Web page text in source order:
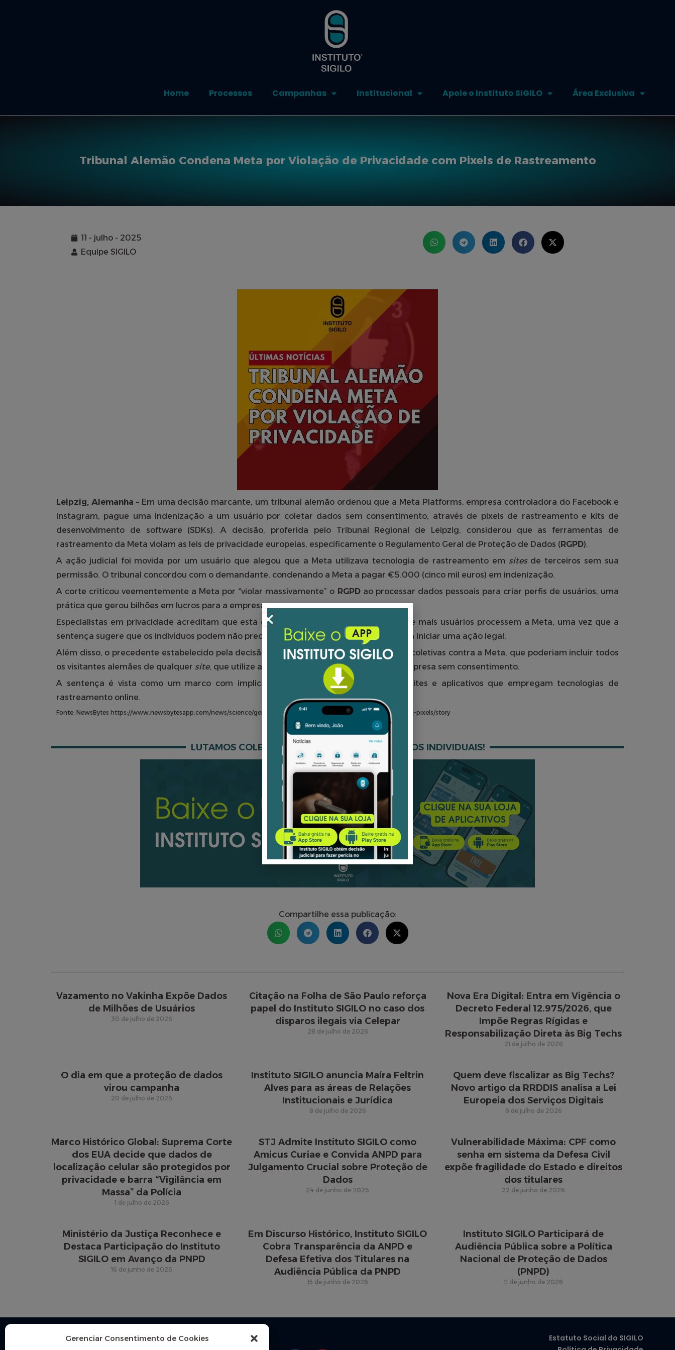
Gerenciar Consentimento de Cookies
Home Processos Campanhas Institucional Apoie o Instituto SIGILO Área Exclusiva
Tribunal Alemão Condena Meta por Violação de Privacidade com Pixels de Rastreamento
11 - julho - 2025
Equipe SIGILO
Leipzig, Alemanha – Em uma decisão marcante, um tribunal alemão ordenou que a Meta Platforms, empresa controladora do Facebook e
Instagram, pague uma indenização a um usuário por coletar dados sem consentimento, através de pixels de rastreamento e kits de
desenvolvimento de software (SDKs). A decisão, proferida pelo Tribunal Regional de Leipzig, considerou que as ferramentas de
rastreamento da Meta violam as leis de privacidade europeias, especificamente o Regulamento Geral de Proteção de Dados (RGPD).
A ação judicial foi movida por um usuário que alegou que a Meta utilizava tecnologia de rastreamento em sitesde terceiros sem sua
permissão. O tribunal concordou com o demandante, condenando a Meta a pagar €5.000 (cinco mil euros) em indenização.
A corte criticou veementemente a Meta por “violar massivamente” o RGPDao processar dados pessoais para criar perfis de usuários, uma
prática que gerou bilhões em lucros para a empresa.
Especialistas em privacidade acreditam que esta decisão pode abrir caminho para que mais usuários processem a Meta, uma vez que a
sentença sugere que os indivíduos podem não precisar demonstrar danos explícitos para iniciar uma ação legal.
Além disso, o precedente estabelecido pela decisão de Leipzig pode impulsionar ações coletivas contra a Meta, que poderiam incluir todos
os visitantes alemães de qualquer site, que utilize as tecnologias de rastreamento da empresa sem consentimento.
A sentença é vista como um marco com implicações significativas para todos os sites e aplicativos que empregam tecnologias de
rastreamento online.
Fonte: NewsBytes https://www.newsbytesapp.com/news/science/german-court-orders-meta-to-pay-user-over-tracking-pixels/story
LUTAMOS COLETIVAMENTE PELOS SEUS DIREITOS INDIVIDUAIS!
Compartilhe essa publicação:
Vazamento no Vakinha Expõe Dados
de Milhões de Usuários
30 de julho de 2026
Citação na Folha de São Paulo reforça
papel do Instituto SIGILO no caso dos
disparos ilegais via Celepar
28 de julho de 2026
Nova Era Digital: Entra em Vigência o
Decreto Federal 12.975/2026, que
Impõe Regras Rígidas e
Responsabilização Direta às Big Techs
21 de julho de 2026
O dia em que a proteção de dados
virou campanha
20 de julho de 2026
Instituto SIGILO anuncia Maíra Feltrin
Alves para as áreas de Relações
Institucionais e Jurídica
8 de julho de 2026
Quem deve fiscalizar as Big Techs?
Novo artigo da RRDDIS analisa a Lei
Europeia dos Serviços Digitais
6 de julho de 2026
Marco Histórico Global: Suprema Corte
dos EUA decide que dados de
localização celular são protegidos por
privacidade e barra “Vigilância em
Massa” da Polícia
1 de julho de 2026
STJ Admite Instituto SIGILO como
Amicus Curiae e Convida ANPD para
Julgamento Crucial sobre Proteção de
Dados
24 de junho de 2026
Vulnerabilidade Máxima: CPF como
senha em sistema da Defesa Civil
expõe fragilidade do Estado e direitos
dos titulares
22 de junho de 2026
Ministério da Justiça Reconhece e
Destaca Participação do Instituto
SIGILO em Avanço da PNPD
16 de junho de 2026
Em Discurso Histórico, Instituto SIGILO
Cobra Transparência da ANPD e
Defesa Efetiva dos Titulares na
Audiência Pública da PNPD
15 de junho de 2026
Instituto SIGILO Participará de
Audiência Pública sobre a Política
Nacional de Proteção de Dados
(PNPD)
11 de junho de 2026
© Instituto SIGILO. Todos os direitos reservados.
Siga-nos
Estatuto Social do SIGILO